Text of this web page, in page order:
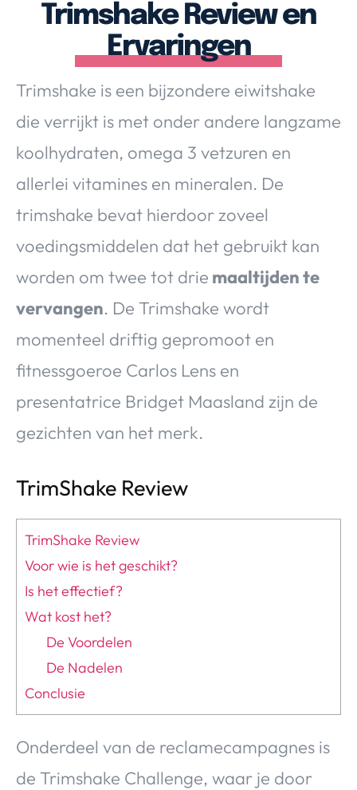
Over Valerie
De Top 5
VALERIE'S CHOICE
Food & Drinks Health & Beauty Gadgets
Huis & Tuin
Travel
Lifestyle
Trimshake Review en
Ervaringen
Trimshake is een bijzondere eiwitshake
die verrijkt is met onder andere langzame
koolhydraten, omega 3 vetzuren en
allerlei vitamines en mineralen. De
trimshake bevat hierdoor zoveel
voedingsmiddelen dat het gebruikt kan
worden om twee tot drie maaltijden te
vervangen. De Trimshake wordt
momenteel driftig gepromoot en
fitnessgoeroe Carlos Lens en
presentatrice Bridget Maasland zijn de
gezichten van het merk.
TrimShake Review
TrimShake Review
Voor wie is het geschikt?
Is het effectief?
Wat kost het?
De Voordelen
De Nadelen
Conclusie
Onderdeel van de reclamecampagnes is
de Trimshake Challenge, waar je door